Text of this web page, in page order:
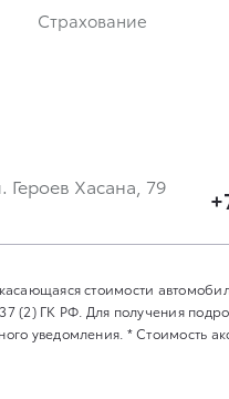
Страхование
Героев Хасана, 79
стоимости
(2) ГК РФ. Для получения
уведомления. * Стоимость